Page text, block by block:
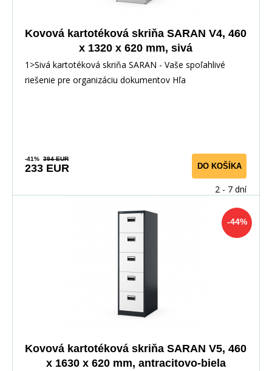
Kovová kartotéková skriňa SARAN V4, 460
x 1320 x 620 mm, sivá
1>Sivá kartotéková skriňa SARAN - Vaše spoľahlivé
riešenie pre organizáciu dokumentov Hľa
-41% 394 EUR
233 EUR DO KOŠÍKA
2 - 7 dní
-44%
Kovová kartotéková skriňa SARAN V5, 460
x 1630 x 620 mm, antracitovo-biela